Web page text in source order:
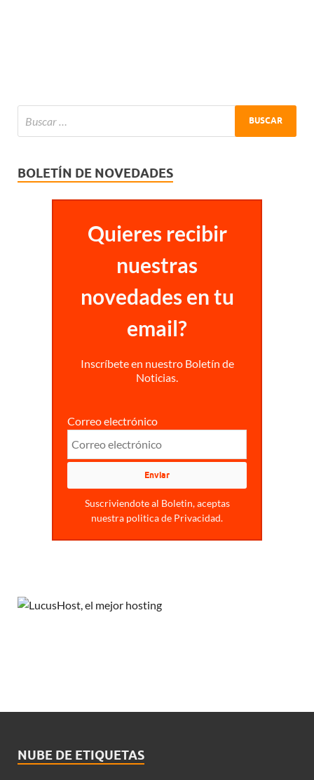
BOLETÍN DE NOVEDADES
Quieres recibir
nuestras
novedades en tu
email?
Inscríbete en nuestro Boletín de
Noticias.
Correo electrónico
Suscriviendote al Boletin, aceptas
nuestra politica de Privacidad.
NUBE DE ETIQUETAS